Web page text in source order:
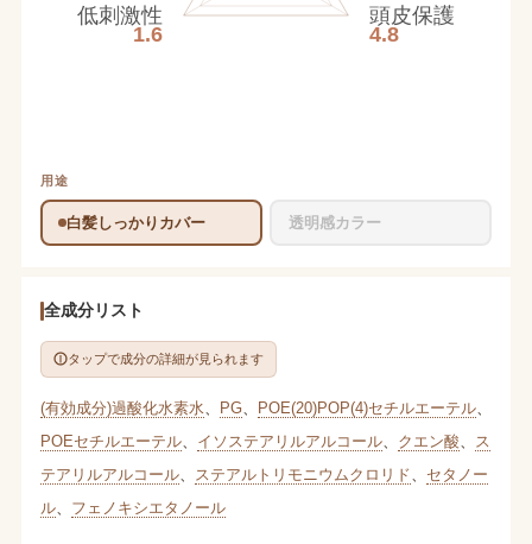
頭皮保護
4.8
低刺激性
1.6
用途
白髪しっかりカバー 透明感カラー
全成分リスト
タップで成分の詳細が見られます
(有効成分)過酸化水素水 PG、 POE(20)POP(4)セチルエーテル、
POEセチルエーテル、 イソステアリルアルコール、 クエン酸
ス
テアリルアルコール、 ステアルトリモニウムクロリド
セタノー
ル、 フェノキシエタノール